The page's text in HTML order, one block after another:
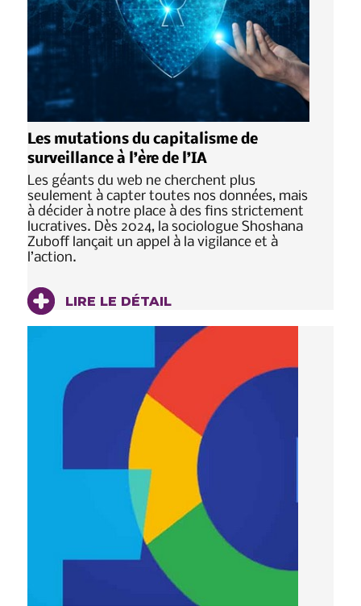
Les mutations du capitalisme de
surveillance à l’ère de l’IA
Les géants du web ne cherchent plus
seulement à capter toutes nos données, mais
à décider à notre place à des fins strictement
lucratives. Dès 2024, la sociologue Shoshana
Zuboff lançait un appel à la vigilance et à
l’action.
LIRE LE DÉTAIL